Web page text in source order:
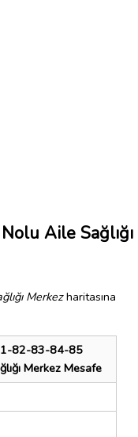
Aile Sağlığı
Merkezharitasına
82-83-84-85
Merkez Mesafe